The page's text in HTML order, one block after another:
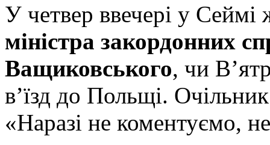
У четвер ввечері у Сеймі
міністра закордонних
Ващиковського, чи
в’їзд до Польщі.
«Наразі не коментуємо,